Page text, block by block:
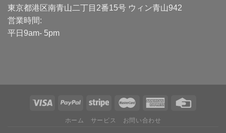
東京都港区南青山二丁目2番15号 ウィン青山942
営業時間:
平日9am- 5pm
ホーム サービス お問い合わせ